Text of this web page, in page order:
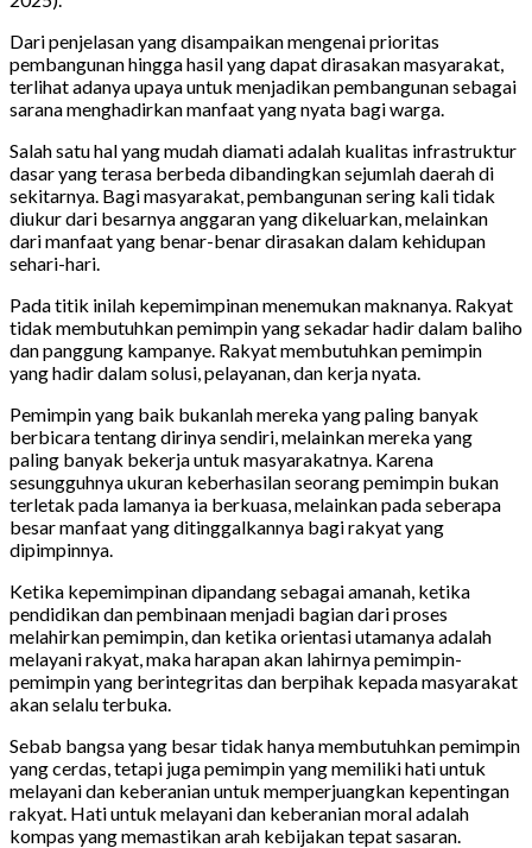
Dari penjelasan yang disampaikan mengenai prioritas
pembangunan hingga hasil yang dapat dirasakan masyarakat,
terlihat adanya upaya untuk menjadikan pembangunan sebagai
sarana menghadirkan manfaat yang nyata bagi warga.
Salah satu hal yang mudah diamati adalah kualitas infrastruktur
dasar yang terasa berbeda dibandingkan sejumlah daerah di
sekitarnya. Bagi masyarakat, pembangunan sering kali tidak
diukur dari besarnya anggaran yang dikeluarkan, melainkan
dari manfaat yang benar-benar dirasakan dalam kehidupan
sehari-hari.
Pada titik inilah kepemimpinan menemukan maknanya. Rakyat
tidak membutuhkan pemimpin yang sekadar hadir dalam baliho
dan panggung kampanye. Rakyat membutuhkan pemimpin
yang hadir dalam solusi, pelayanan, dan kerja nyata.
Pemimpin yang baik bukanlah mereka yang paling banyak
berbicara tentang dirinya sendiri, melainkan mereka yang
paling banyak bekerja untuk masyarakatnya. Karena
sesungguhnya ukuran keberhasilan seorang pemimpin bukan
terletak pada lamanya ia berkuasa, melainkan pada seberapa
besar manfaat yang ditinggalkannya bagi rakyat yang
dipimpinnya.
Ketika kepemimpinan dipandang sebagai amanah, ketika
pendidikan dan pembinaan menjadi bagian dari proses
melahirkan pemimpin, dan ketika orientasi utamanya adalah
melayani rakyat, maka harapan akan lahirnya pemimpin-
pemimpin yang berintegritas dan berpihak kepada masyarakat
akan selalu terbuka.
Sebab bangsa yang besar tidak hanya membutuhkan pemimpin
yang cerdas, tetapi juga pemimpin yang memiliki hati untuk
melayani dan keberanian untuk memperjuangkan kepentingan
rakyat. Hati untuk melayani dan keberanian moral adalah
kompas yang memastikan arah kebijakan tepat sasaran.